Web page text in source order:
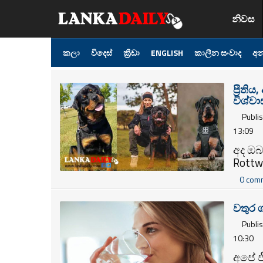
නිවස
කලා විදෙස් ක්‍රීඩා ENGLISH කාලීන සංවාද
13:09
අද
0
වතුර
10:30
අපේ